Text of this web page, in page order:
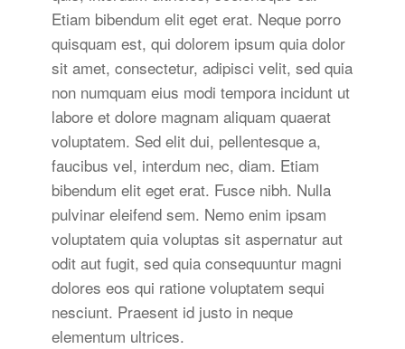
Etiam bibendum elit eget erat. Neque porro
quisquam est, qui dolorem ipsum quia dolor
sit amet, consectetur, adipisci velit, sed quia
non numquam eius modi tempora incidunt ut
labore et dolore magnam aliquam quaerat
voluptatem. Sed elit dui, pellentesque a,
faucibus vel, interdum nec, diam. Etiam
bibendum elit eget erat. Fusce nibh. Nulla
pulvinar eleifend sem. Nemo enim ipsam
voluptatem quia voluptas sit aspernatur aut
odit aut fugit, sed quia consequuntur magni
dolores eos qui ratione voluptatem sequi
nesciunt. Praesent id justo in neque
elementum ultrices.